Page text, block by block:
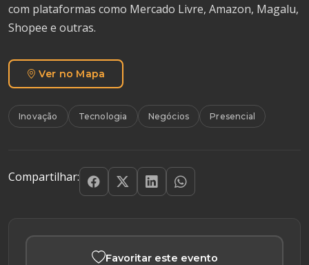
com plataformas como Mercado Livre, Amazon, Magalu,
Shopee e outras.
Ver no Mapa
Inovação Tecnologia Negócios Presencial
Compartilhar:
Favoritar este evento